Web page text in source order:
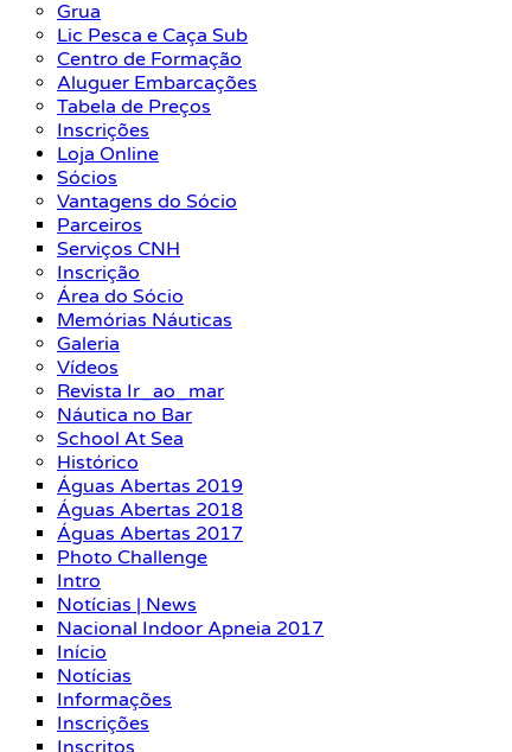
Grua
Lic Pesca e Caça Sub
Centro de Formação
Aluguer Embarcações
Tabela de Preços
Inscrições
Loja Online
Sócios
Vantagens do Sócio
Parceiros
Serviços CNH
Inscrição
Área do Sócio
Memórias Náuticas
Galeria
Vídeos
Revista Ir_ao_mar
Náutica no Bar
School At Sea
Histórico
Águas Abertas 2019
Águas Abertas 2018
Águas Abertas 2017
Photo Challenge
Intro
Notícias | News
Nacional Indoor Apneia 2017
Início
Notícias
Informações
Inscrições
Inscritos